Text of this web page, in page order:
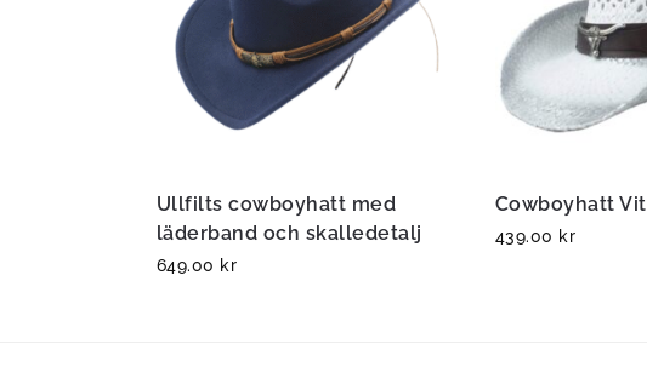
Ullfilts cowboyhatt med
läderband och skalledetalj
649.00 kr
Cowboyhatt Vit
439.00 kr